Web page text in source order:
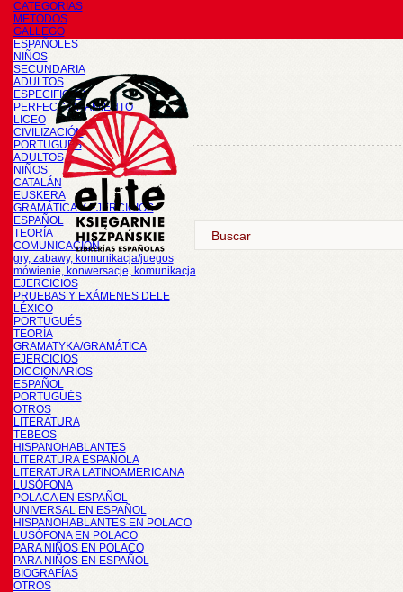
CATEGORÍAS
METODOS
GALLEGO
ESPAÑOLES
NIÑOS
SECUNDARIA
ADULTOS
ESPECIFICOS
PERFECCIONAMIENTO
LICEO
CIVILIZACIÓN
PORTUGUÉS
ADULTOS
NIÑOS
CATALÁN
EUSKERA
GRAMÁTICA Y EJERCICIOS
ESPAÑOL
TEORÍA
COMUNICACIÓN
gry, zabawy, komunikacja/juegos
mówienie, konwersacje, komunikacja
EJERCICIOS
PRUEBAS Y EXÁMENES DELE
LÉXICO
PORTUGUÉS
TEORÍA
GRAMATYKA/GRAMÁTICA
EJERCICIOS
DICCIONARIOS
ESPAÑOL
PORTUGUÉS
OTROS
LITERATURA
TEBEOS
HISPANOHABLANTES
LITERATURA ESPAÑOLA
LITERATURA LATINOAMERICANA
LUSÓFONA
POLACA EN ESPAÑOL
UNIVERSAL EN ESPAÑOL
HISPANOHABLANTES EN POLACO
LUSÓFONA EN POLACO
PARA NIÑOS EN POLACO
PARA NIÑOS EN ESPAÑOL
BIOGRAFÍAS
OTROS